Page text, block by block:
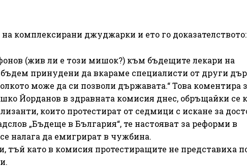
на комплексирани джуджарки и ето го доказателството:
(жив ли е този мишок?) към бъдещите лекари на
принудени да вкараме специалисти от други
може да си позволи държавата.“ Това коментира
Йорданов в здравната комисия днес, обръщайки се
които протестират от седмици с искане за
„Бъдеще в България“, те настояват за реформи в
налага да емигрират в чужбина.
тъй като в комисия протестиращите не представиха